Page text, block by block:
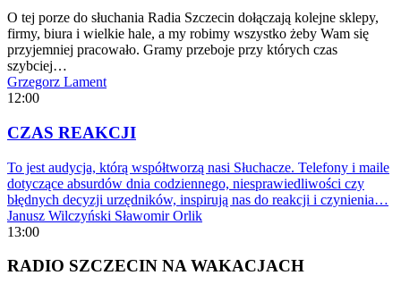
O tej porze do słuchania Radia Szczecin dołączają kolejne sklepy,
firmy, biura i wielkie hale, a my robimy wszystko żeby Wam się
przyjemniej pracowało. Gramy przeboje przy których czas
szybciej…
Grzegorz Lament
12:00
CZAS REAKCJI
To jest audycja, którą współtworzą nasi Słuchacze. Telefony i maile
dotyczące absurdów dnia codziennego, niesprawiedliwości czy
błędnych decyzji urzędników, inspirują nas do reakcji i czynienia…
Janusz Wilczyński Sławomir Orlik
13:00
RADIO SZCZECIN NA WAKACJACH